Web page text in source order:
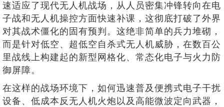
速适应了现代无人机战场，从人员密集冲锋转向在电
子战和无人机操控方面快速补课，这彻底打破了外界
对其战术僵化的固有预判。这绝非简单的兵力堆砌，
而是针对低空、超低空自杀式无人机威胁，在数百公
里战线上构建起的新型网格化、常态化电子与火力防
御屏障。
在这样的战场环境下，如何迅速普及便携式电子干扰
设备、低成本反无人机火炮以及高能微波定向武器，